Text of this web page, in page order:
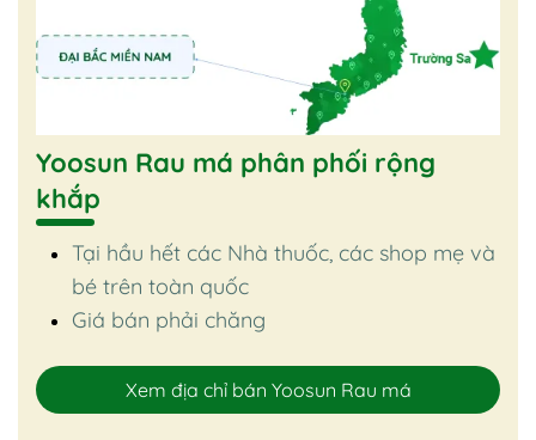
Yoosun Rau má phân phối rộng
khắp
Tại hầu hết các Nhà thuốc, các shop mẹ và
bé trên toàn quốc
Giá bán phải chăng
Xem địa chỉ bán Yoosun Rau má